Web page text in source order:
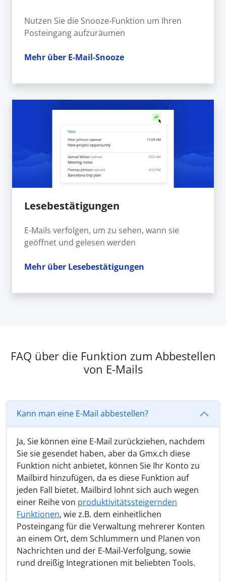
Nutzen Sie die Snooze-Funktion um Ihren
Posteingang aufzuräumen
Mehr über E-Mail-Snooze
Lesebestätigungen
E-Mails verfolgen, um zu sehen, wann sie
geöffnet und gelesen werden
Mehr über Lesebestätigungen
FAQ über die Funktion zum Abbestellen
von E-Mails
Kann man eine E-Mail abbestellen?
Ja, Sie können eine E-Mail zurückziehen, nachdem
Sie sie gesendet haben, aber da Gmx.ch diese
Funktion nicht anbietet, können Sie Ihr Konto zu
Mailbird hinzufügen, da es diese Funktion auf
jeden Fall bietet. Mailbird lohnt sich auch wegen
einer Reihe von produktivitätssteigernden
Funktionen, wie z.B. dem einheitlichen
Posteingang für die Verwaltung mehrerer Konten
an einem Ort, dem Schlummern und Planen von
Nachrichten und der E-Mail-Verfolgung, sowie
rund dreißig Integrationen mit beliebten Tools.